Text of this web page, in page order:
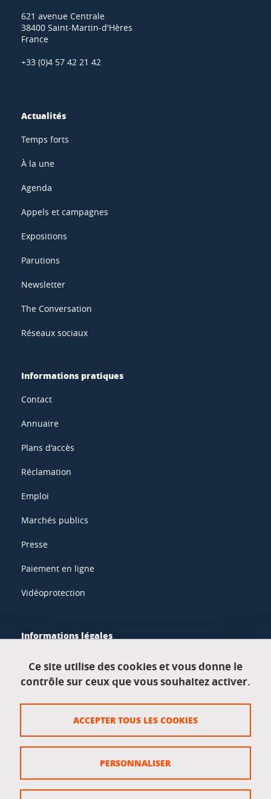
621 avenue Centrale
38400 Saint-Martin-d'Hères
France
+33 (0)4 57 42 21 42
Actualités
Temps forts
À la une
Agenda
Appels et campagnes
Expositions
Parutions
Newsletter
The Conversation
Réseaux sociaux
Informations pratiques
Contact
Annuaire
Plans d'accès
Réclamation
Emploi
Marchés publics
Presse
Paiement en ligne
Vidéoprotection
Informations légales
Données personnelles
Crédits
Gestion des cookies
Ce site utilise des cookies et vous donne le
contrôle sur ceux que vous souhaitez activer.
ACCEPTER TOUS LES COOKIES
PERSONNALISER